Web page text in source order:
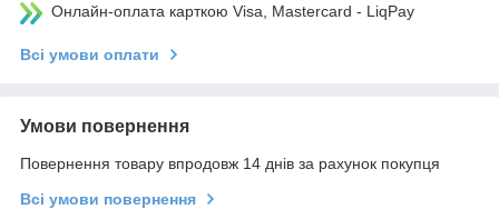
Онлайн-оплата карткою Visa, Mastercard - LiqPay
Всі умови оплати
Умови повернення
Повернення товару впродовж 14 днів за рахунок покупця
Всі умови повернення